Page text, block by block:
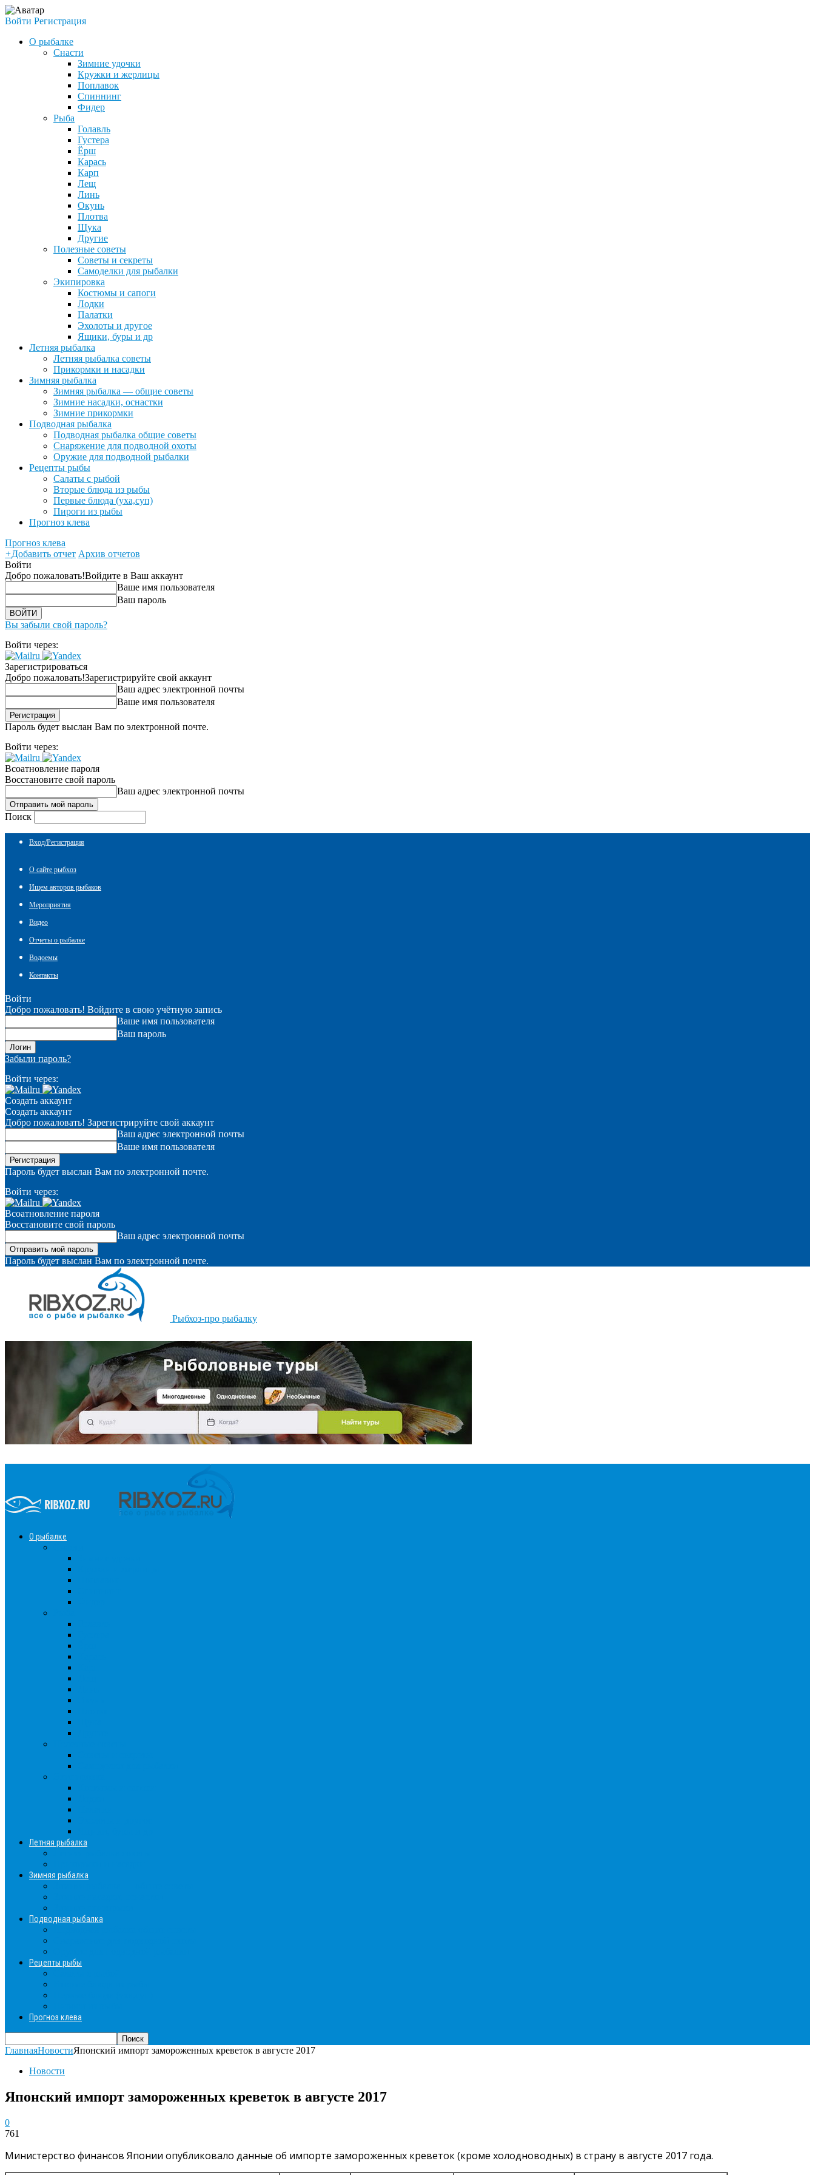
Войти Регистрация
О рыбалке
Снасти
Зимние удочки
Кружки и жерлицы
Поплавок
Спиннинг
Фидер
Рыба
Голавль
Густера
Ёрш
Карась
Карп
Лещ
Линь
Окунь
Плотва
Щука
Другие
Полезные советы
Советы и секреты
Самоделки для рыбалки
Экипировка
Костюмы и сапоги
Лодки
Палатки
Эхолоты и другое
Ящики, буры и др
Летняя рыбалка
Летняя рыбалка советы
Прикормки и насадки
Зимняя рыбалка
Зимняя рыбалка — общие советы
Зимние насадки, оснастки
Зимние прикормки
Подводная рыбалка
Подводная рыбалка общие советы
Снаряжение для подводной охоты
Оружие для подводной рыбалки
Рецепты рыбы
Салаты с рыбой
Вторые блюда из рыбы
Первые блюда (уха,суп)
Пироги из рыбы
Прогноз клева
Прогноз клева
+Добавить отчет Архив отчетов
Войти
Добро пожаловать!Войдите в Ваш аккаунт
Ваше имя пользователя
Ваш пароль
Вы забыли свой пароль?
Войти через:
Зарегистрироваться
Добро пожаловать!Зарегистрируйте свой аккаунт
Ваш адрес электронной почты
Ваше имя пользователя
Пароль будет выслан Вам по электронной почте.
Войти через:
Всоатновление пароля
Восстановите свой пароль
Ваш адрес электронной почты
Поиск
Вход/Регистрация
О сайте рыбхоз
Ищем авторов рыбаков
Мероприятия
Видео
Отчеты о рыбалке
Водоемы
Контакты
Войти
Добро пожаловать! Войдите в свою учётную запись
Ваше имя пользователя
Ваш пароль
Забыли пароль?
Войти через:
Создать аккаунт
Создать аккаунт
Добро пожаловать! Зарегистрируйте свой аккаунт
Ваш адрес электронной почты
Ваше имя пользователя
Пароль будет выслан Вам по электронной почте.
Войти через:
Всоатновление пароля
Восстановите свой пароль
Ваш адрес электронной почты
Пароль будет выслан Вам по электронной почте.
Рыбхоз-про рыбалку
О рыбалке
Летняя рыбалка
Зимняя рыбалка
Подводная рыбалка
Рецепты рыбы
Прогноз клева
ГлавнаяНовостиЯпонский импорт замороженных креветок в августе 2017
Новости
Японский импорт замороженных креветок в августе 2017
0
761
Министерство финансов Японии опубликовало данные об импорте замороженных креветок (кроме холодноводных) в страну в августе 2017 года.